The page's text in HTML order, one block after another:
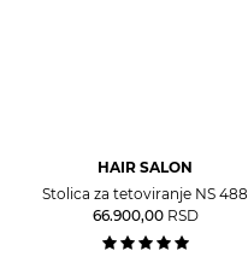
HAIR SALON
Stolica za tetoviranje NS 488
66.900,00 RSD